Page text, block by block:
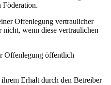
Föderation.
Offenlegung vertraulicher
wenn diese vertraulichen
Offenlegung öffentlich
Erhalt durch den Betreiber